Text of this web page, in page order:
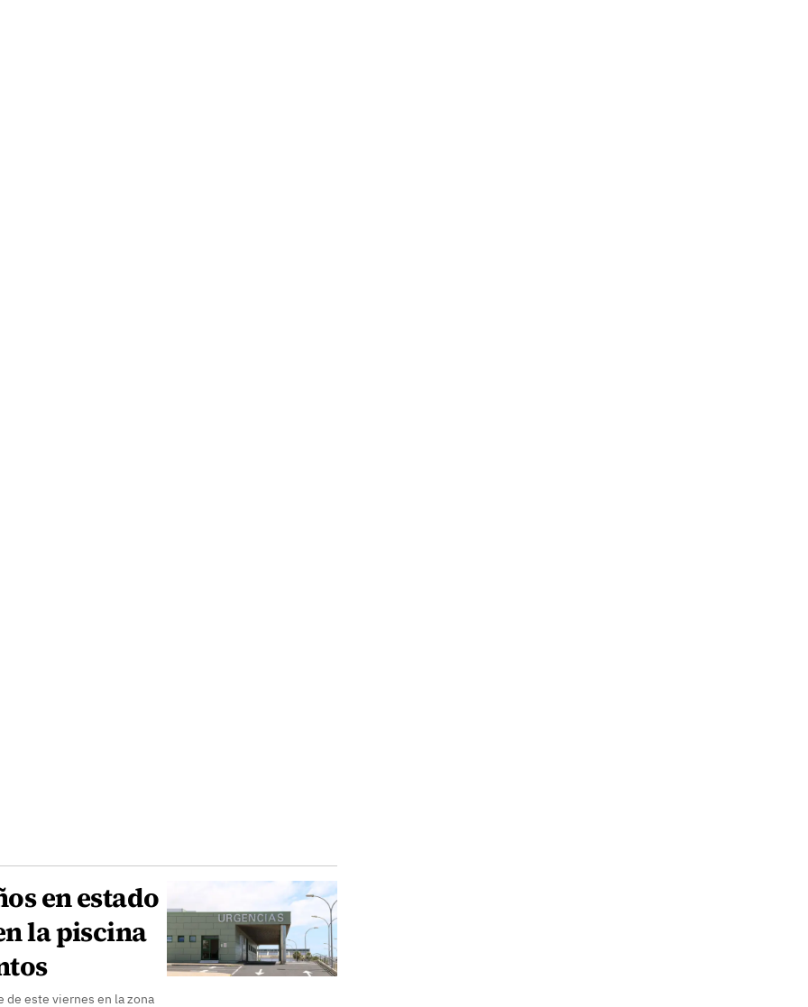
en estado
la piscina
de este viernes en la zona